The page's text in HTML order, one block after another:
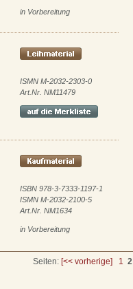
in Vorbereitung
ISMN M-2032-2303-0
Art.Nr. NM11479
ISBN 978-3-7333-1197-1
ISMN M-2032-2100-5
Art.Nr. NM1634
in Vorbereitung
Seiten: [<< vorherige] 1 2